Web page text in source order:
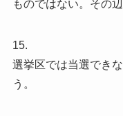
ものではない。その
15.
選挙区では当選でき
う。